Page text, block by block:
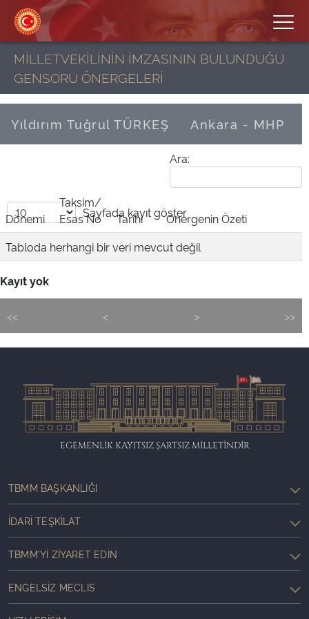
MİLLETVEKİLİNİN İMZASININ BULUNDUĞU
GENSORU ÖNERGELERİ
Yıldırım Tuğrul TÜRKEŞ Ankara - MHP
Ara:
Sayfada kayıt göster
Dönemi
Taksim/
Esas No
Tarihi
Önergenin Özeti
Tabloda herhangi bir veri mevcut değil
Kayıt yok
<< < > >>
EGEMENLİK KAYITSIZ ŞARTSIZ MİLLETİNDİR
TBMM BAŞKANLIĞI
İDARI TEŞKILAT
TBMM'YI ZIYARET EDIN
ENGELSIZ MECLIS